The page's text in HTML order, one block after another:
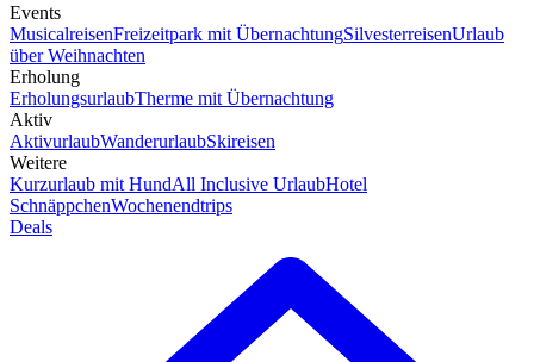
Events
MusicalreisenFreizeitpark mit ÜbernachtungSilvesterreisenUrlaub
über Weihnachten
Erholung
ErholungsurlaubTherme mit Übernachtung
Aktiv
AktivurlaubWanderurlaubSkireisen
Weitere
Kurzurlaub mit HundAll Inclusive UrlaubHotel
SchnäppchenWochenendtrips
Deals